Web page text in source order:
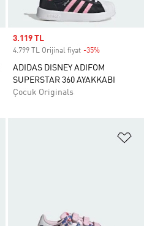
Sale price
3.119 TL
4.799 TL Orijinal fiyat -35%
ADIDAS DISNEY ADIFOM
SUPERSTAR 360 AYAKKABI
Çocuk Originals